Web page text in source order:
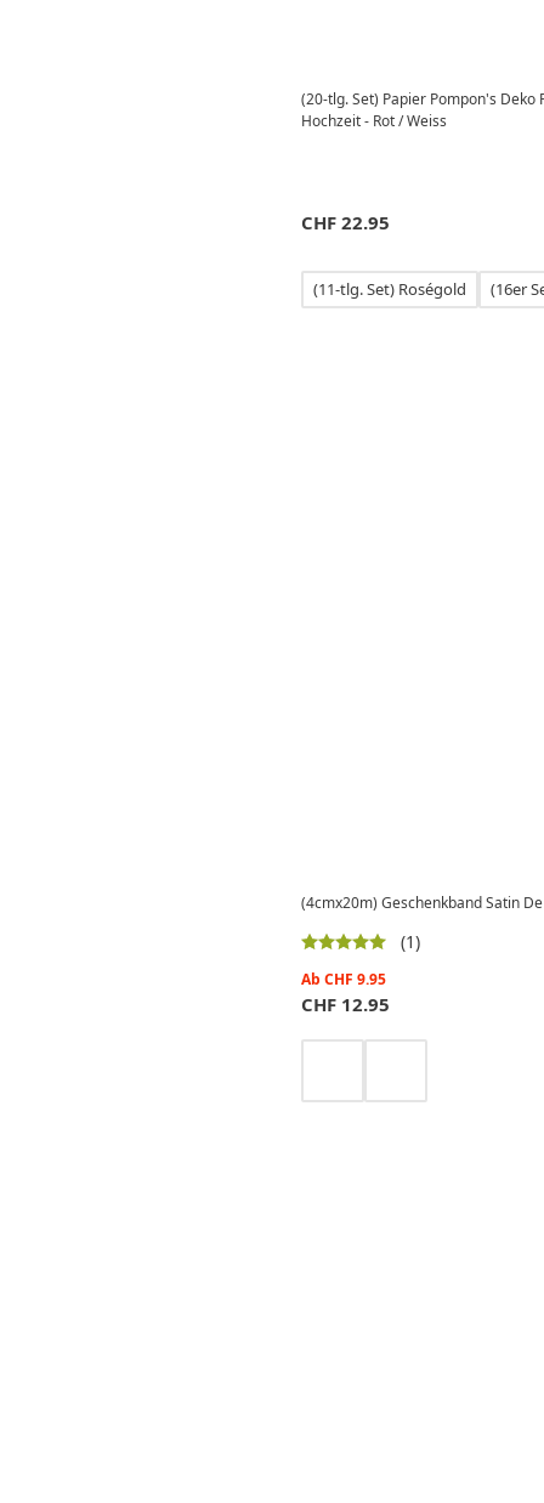
(20-tlg. Set) Papier Pompon's
Hochzeit - Rot / Weiss
CHF 22.95
(11-tlg. Set) Roségold (16er
(4cmx20m) Geschenkband Satin
(1)
Ab CHF 9.95
CHF 12.95